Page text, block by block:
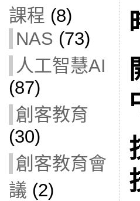
課程 (8)
NAS (73)
人工智慧AI
(87)
創客教育
(30)
創客教育會
議 (2)